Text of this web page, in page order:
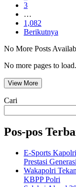
3
…
1,082
Berikutnya
No More Posts
No more pages to load.
View More
Cari
Pos-pos
E-Sports
Prestasi
Wakapolri
KBPP Polri